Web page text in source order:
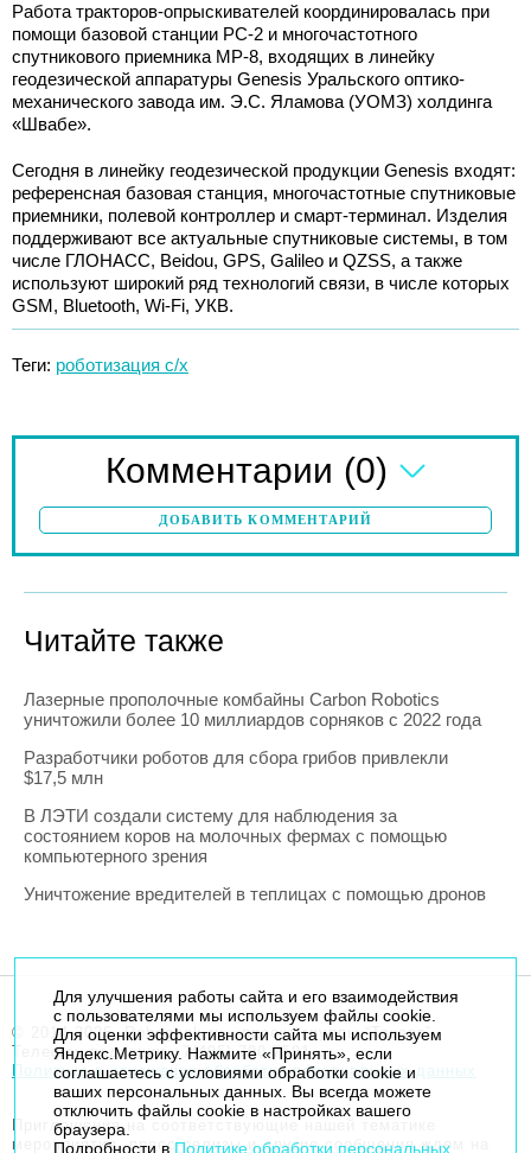
Работа тракторов-опрыскивателей координировалась при
помощи базовой станции РС-2 и многочастотного
спутникового приемника МР-8, входящих в линейку
геодезической аппаратуры Genesis Уральского оптико-
механического завода им. Э.С. Яламова (УОМЗ) холдинга
«Швабе».
Сегодня в линейку геодезической продукции Genesis входят:
референсная базовая станция, многочастотные спутниковые
приемники, полевой контроллер и смарт-терминал. Изделия
поддерживают все актуальные спутниковые системы, в том
числе ГЛОНАСС, Beidou, GPS, Galileo и QZSS, а также
используют широкий ряд технологий связи, в числе которых
GSM, Bluetooth, Wi-Fi, УКВ.
Теги: роботизация с/х
Комментарии (0)
ДОБАВИТЬ КОММЕНТАРИЙ
Читайте также
Лазерные прополочные комбайны Carbon Robotics
уничтожили более 10 миллиардов сорняков с 2022 года
Разработчики роботов для сбора грибов привлекли
$17,5 млн
В ЛЭТИ создали систему для наблюдения за
состоянием коров на молочных фермах с помощью
компьютерного зрения
Уничтожение вредителей в теплицах с помощью дронов
© 2014-2026. Robogeek.ru - проект группы “Текарт”.
Телефон редакции+7(495) 790-7591
Политика в отношении обработки персональных данных
Приглашения на соответствующие нашей тематике
мероприятия, пресс-релизы и другие сообщения ждем на
Для улучшения работы сайта и его взаимодействия
с пользователями мы используем файлы cookie.
Для оценки эффективности сайта мы используем
Яндекс.Метрику. Нажмите «Принять», если
соглашаетесь с условиями обработки cookie и
ваших персональных данных. Вы всегда можете
отключить файлы cookie в настройках вашего
браузера.
Подробности в Политике обработки персональных